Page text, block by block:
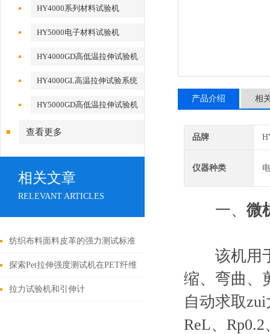
HY4000系列材料试验机
HY5000电子材料试验机
HY4000GD高低温拉伸试验机
HY4000GL高温拉伸试验系统
HY5000GD高低温拉伸试验机
查看更多
相关文章
RELEVANT ARTICLES
纺织布料面料皮革的强力测试标准
探索Pet拉伸强度测试机在PET纤维
生产中的关键作用
拉力试验机和引伸计
产品介绍 相
品牌
仪器种类
一、 微
该机用于
缩、弯曲、
自动求取
ReL、